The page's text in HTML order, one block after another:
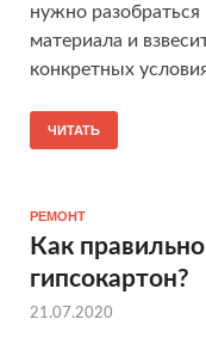
нужно
материала и
конкретных
ЧИТАТЬ
РЕМОНТ
Как
гипсокартон?
21.07.2020